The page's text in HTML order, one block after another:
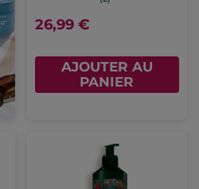
26,99 €
AJOUTER AU
PANIER